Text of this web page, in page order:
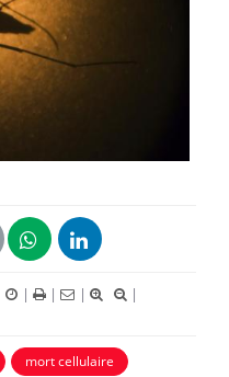
| | |
|
mort cellulaire